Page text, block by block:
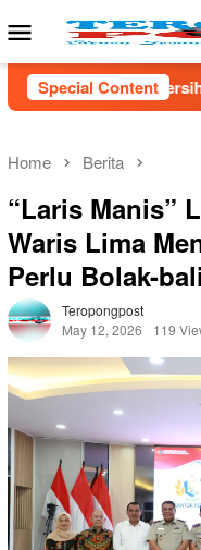
to
Mobile
Menu
Special Content
Warga Terdampak
Home Berita
“Laris Manis”
Waris Lima
Perlu Bolak-
Teropongpost
May 12, 2026
119